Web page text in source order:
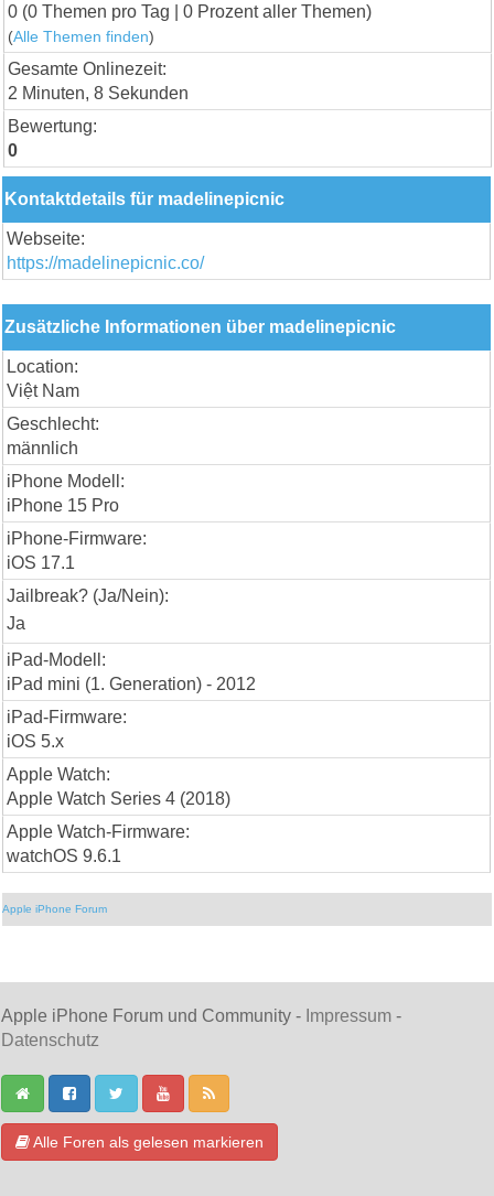
0 (0 Themen pro Tag | 0 Prozent aller Themen)
(Alle Themen finden)
Gesamte Onlinezeit:
2 Minuten, 8 Sekunden
Bewertung:
0
Kontaktdetails für madelinepicnic
Webseite:
https://madelinepicnic.co/
Zusätzliche Informationen über madelinepicnic
Location:
Việt Nam
Geschlecht:
männlich
iPhone Modell:
iPhone 15 Pro
iPhone-Firmware:
iOS 17.1
Jailbreak? (Ja/Nein):
Ja
iPad-Modell:
iPad mini (1. Generation) - 2012
iPad-Firmware:
iOS 5.x
Apple Watch:
Apple Watch Series 4 (2018)
Apple Watch-Firmware:
watchOS 9.6.1
Apple iPhone Forum
Apple iPhone Forum und Community - Impressum -
Datenschutz
Alle Foren als gelesen markieren